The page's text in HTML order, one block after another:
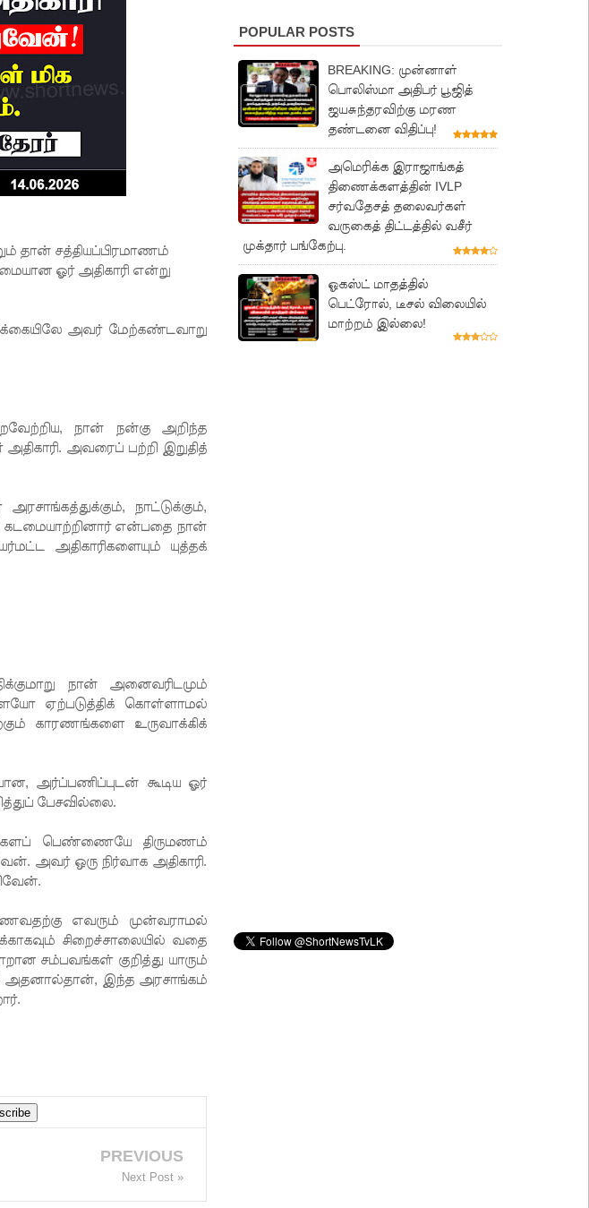
தான் சத்தியப்பிரமாணம்
ஓர் அதிகாரி என்று
அவர் மேற்கண்டவாறு
நான் நன்கு அறிந்த
அவரைப் பற்றி இறுதித்
நாட்டுக்கும்,
கடமையாற்றினார் என்பதை நான்
அதிகாரிகளையும் யுத்தக்
நான் அனைவரிடமும்
ஏற்படுத்திக் கொள்ளாமல்
காரணங்களை உருவாக்கிக்
அர்ப்பணிப்புடன் கூடிய ஓர்
பேசவில்லை.
பெண்ணையே திருமணம்
அவர் ஒரு நிர்வாக அதிகாரி.
எவரும் முன்வராமல்
சிறைச்சாலையில் வதை
சம்பவங்கள் குறித்து யாரும்
அதனால்தான், இந்த அரசாங்கம்
PREVIOUS
Next Post »
POPULAR POSTS
BREAKING: முன்னாள்
பொலிஸ்மா அதிபர் பூஜித்
ஜயசுந்தரவிற்கு மரண
தண்டனை விதிப்பு!
அமெரிக்க இராஜாங்கத்
திணைக்களத்தின் IVLP
சர்வதேசத் தலைவர்கள்
வருகைத் திட்டத்தில் வசீர்
முக்தார் பங்கேற்பு.
ஓகஸ்ட் மாதத்தில்
பெட்ரோல், டீசல் விலையில்
மாற்றம் இல்லை!